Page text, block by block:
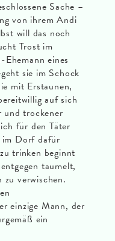
Sache –
von ihrem Andi
will das noch
Trost im
eines
sie im Schock
mit Erstaunen,
auf sich
und trockener
für den Täter
im Dorf dafür
trinken beginnt
taumelt,
verwischen.
einzige Mann, der
ein